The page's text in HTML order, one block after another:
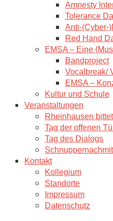
Amnesty
Tolerance
Anti-(Cyber-
Red Hand
EMSA – Eine
Bandproject
Vocalbreak/
EMSA –
Kultur und Schule
Veranstaltungen
Rheinhausen
Tag der offenen
Tag des Dialogs
Kontakt
Kollegium
Standorte
Impressum
Datenschutz